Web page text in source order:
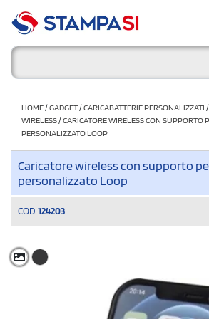
HOME/GADGET/CARICABATTERIE PERSONALIZZATI /
WIRELESS/CARICATORE WIRELESS CON SUPPORTO
PERSONALIZZATO LOOP
Caricatore wireless con supporto
personalizzato Loop
COD. 124203